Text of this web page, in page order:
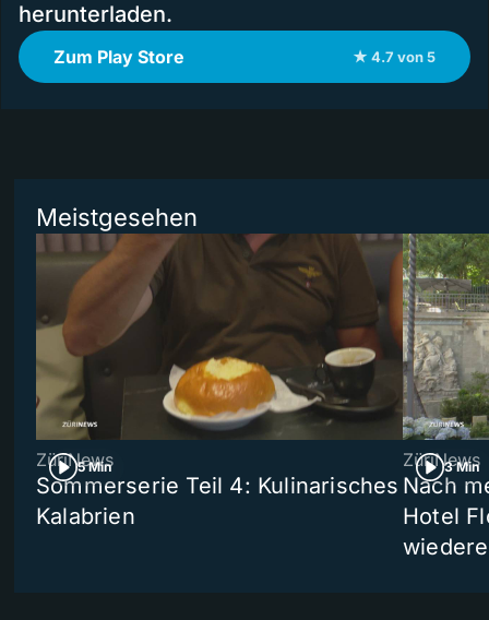
herunterladen.
Zum Play Store ★ 4.7 von 5
Meistgesehen
5 Min
ZüriNews
Sommerserie Teil 4: Kulinarisches
Kalabrien
3 Min
ZüriNews
Nach
Hotel